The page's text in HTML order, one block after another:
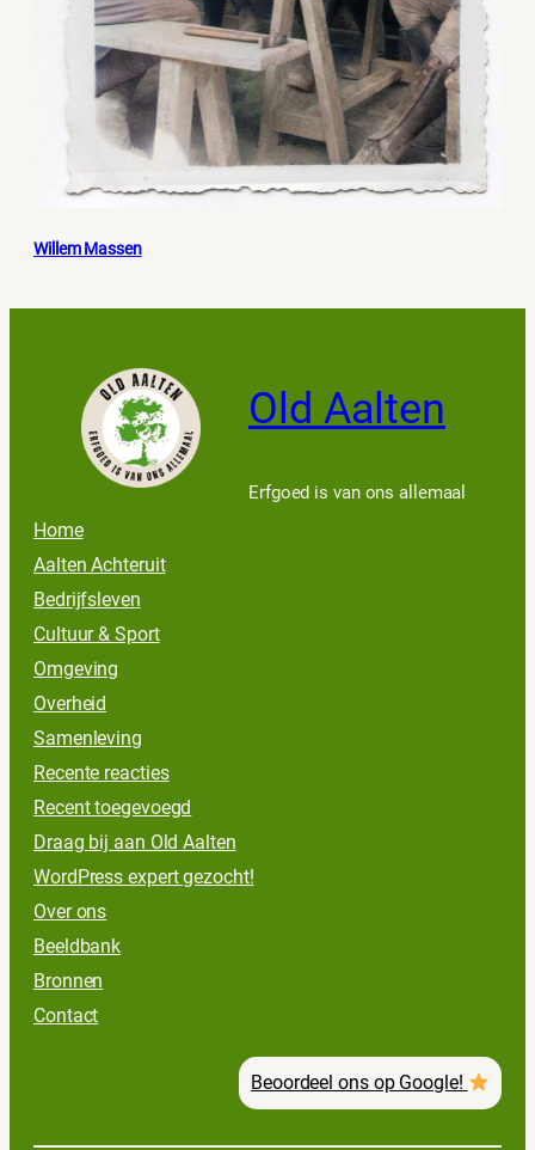
Willem Massen
Old Aalten
Erfgoed is van ons allemaal
Home
Aalten Achteruit
Bedrijfsleven
Cultuur & Sport
Omgeving
Overheid
Samenleving
Recente reacties
Recent toegevoegd
Draag bij aan Old Aalten
WordPress expert gezocht!
Over ons
Beeldbank
Bronnen
Contact
Beoordeel ons op Google!